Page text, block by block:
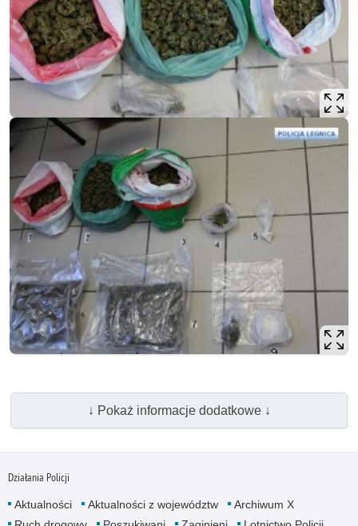
↓ Pokaż informacje dodatkowe ↓
Działania Policji
Aktualności Aktualności z województw
Archiwum X